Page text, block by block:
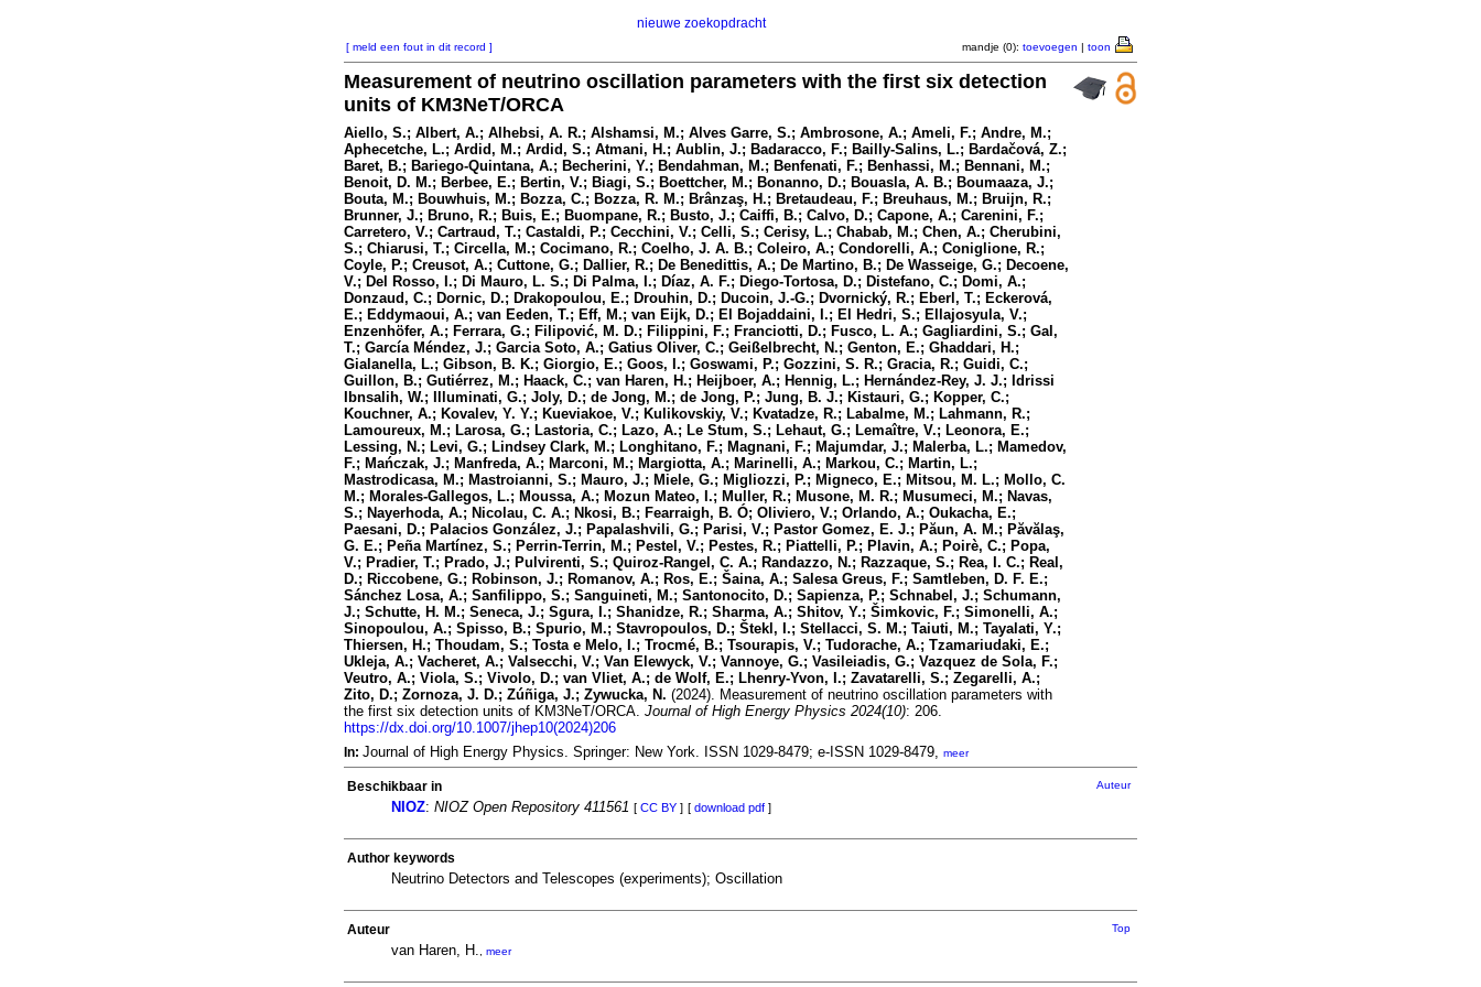
nieuwe zoekopdracht
[ meld een fout in dit record ] mandje (0): toevoegen | toon
Measurement of neutrino oscillation parameters with the first six detection
units of KM3NeT/ORCA
Aiello, S.; Albert, A.; Alhebsi, A. R.; Alshamsi, M.; Alves Garre, S.; Ambrosone, A.; Ameli, F.; Andre, M.;
Aphecetche, L.; Ardid, M.; Ardid, S.; Atmani, H.; Aublin, J.; Badaracco, F.; Bailly-Salins, L.; Bardačová, Z.;
Baret, B.; Bariego-Quintana, A.; Becherini, Y.; Bendahman, M.; Benfenati, F.; Benhassi, M.; Bennani, M.;
Benoit, D. M.; Berbee, E.; Bertin, V.; Biagi, S.; Boettcher, M.; Bonanno, D.; Bouasla, A. B.; Boumaaza, J.;
Bouta, M.; Bouwhuis, M.; Bozza, C.; Bozza, R. M.; Brânzaş, H.; Bretaudeau, F.; Breuhaus, M.; Bruijn, R.;
Brunner, J.; Bruno, R.; Buis, E.; Buompane, R.; Busto, J.; Caiffi, B.; Calvo, D.; Capone, A.; Carenini, F.;
Carretero, V.; Cartraud, T.; Castaldi, P.; Cecchini, V.; Celli, S.; Cerisy, L.; Chabab, M.; Chen, A.; Cherubini,
S.; Chiarusi, T.; Circella, M.; Cocimano, R.; Coelho, J. A. B.; Coleiro, A.; Condorelli, A.; Coniglione, R.;
Coyle, P.; Creusot, A.; Cuttone, G.; Dallier, R.; De Benedittis, A.; De Martino, B.; De Wasseige, G.; Decoene,
V.; Del Rosso, I.; Di Mauro, L. S.; Di Palma, I.; Díaz, A. F.; Diego-Tortosa, D.; Distefano, C.; Domi, A.;
Donzaud, C.; Dornic, D.; Drakopoulou, E.; Drouhin, D.; Ducoin, J.-G.; Dvornický, R.; Eberl, T.; Eckerová,
E.; Eddymaoui, A.; van Eeden, T.; Eff, M.; van Eijk, D.; El Bojaddaini, I.; El Hedri, S.; Ellajosyula, V.;
Enzenhöfer, A.; Ferrara, G.; Filipović, M. D.; Filippini, F.; Franciotti, D.; Fusco, L. A.; Gagliardini, S.; Gal,
T.; García Méndez, J.; Garcia Soto, A.; Gatius Oliver, C.; Geißelbrecht, N.; Genton, E.; Ghaddari, H.;
Gialanella, L.; Gibson, B. K.; Giorgio, E.; Goos, I.; Goswami, P.; Gozzini, S. R.; Gracia, R.; Guidi, C.;
Guillon, B.; Gutiérrez, M.; Haack, C.; van Haren, H.; Heijboer, A.; Hennig, L.; Hernández-Rey, J. J.; Idrissi
Ibnsalih, W.; Illuminati, G.; Joly, D.; de Jong, M.; de Jong, P.; Jung, B. J.; Kistauri, G.; Kopper, C.;
Kouchner, A.; Kovalev, Y. Y.; Kueviakoe, V.; Kulikovskiy, V.; Kvatadze, R.; Labalme, M.; Lahmann, R.;
Lamoureux, M.; Larosa, G.; Lastoria, C.; Lazo, A.; Le Stum, S.; Lehaut, G.; Lemaître, V.; Leonora, E.;
Lessing, N.; Levi, G.; Lindsey Clark, M.; Longhitano, F.; Magnani, F.; Majumdar, J.; Malerba, L.; Mamedov,
F.; Mańczak, J.; Manfreda, A.; Marconi, M.; Margiotta, A.; Marinelli, A.; Markou, C.; Martin, L.;
Mastrodicasa, M.; Mastroianni, S.; Mauro, J.; Miele, G.; Migliozzi, P.; Migneco, E.; Mitsou, M. L.; Mollo, C.
M.; Morales-Gallegos, L.; Moussa, A.; Mozun Mateo, I.; Muller, R.; Musone, M. R.; Musumeci, M.; Navas,
S.; Nayerhoda, A.; Nicolau, C. A.; Nkosi, B.; Fearraigh, B. Ó; Oliviero, V.; Orlando, A.; Oukacha, E.;
Paesani, D.; Palacios González, J.; Papalashvili, G.; Parisi, V.; Pastor Gomez, E. J.; Păun, A. M.; Păvălaş,
G. E.; Peña Martínez, S.; Perrin-Terrin, M.; Pestel, V.; Pestes, R.; Piattelli, P.; Plavin, A.; Poirè, C.; Popa,
V.; Pradier, T.; Prado, J.; Pulvirenti, S.; Quiroz-Rangel, C. A.; Randazzo, N.; Razzaque, S.; Rea, I. C.; Real,
D.; Riccobene, G.; Robinson, J.; Romanov, A.; Ros, E.; Šaina, A.; Salesa Greus, F.; Samtleben, D. F. E.;
Sánchez Losa, A.; Sanfilippo, S.; Sanguineti, M.; Santonocito, D.; Sapienza, P.; Schnabel, J.; Schumann,
J.; Schutte, H. M.; Seneca, J.; Sgura, I.; Shanidze, R.; Sharma, A.; Shitov, Y.; Šimkovic, F.; Simonelli, A.;
Sinopoulou, A.; Spisso, B.; Spurio, M.; Stavropoulos, D.; Štekl, I.; Stellacci, S. M.; Taiuti, M.; Tayalati, Y.;
Thiersen, H.; Thoudam, S.; Tosta e Melo, I.; Trocmé, B.; Tsourapis, V.; Tudorache, A.; Tzamariudaki, E.;
Ukleja, A.; Vacheret, A.; Valsecchi, V.; Van Elewyck, V.; Vannoye, G.; Vasileiadis, G.; Vazquez de Sola, F.;
Veutro, A.; Viola, S.; Vivolo, D.; van Vliet, A.; de Wolf, E.; Lhenry-Yvon, I.; Zavatarelli, S.; Zegarelli, A.;
Zito, D.; Zornoza, J. D.; Zúñiga, J.; Zywucka, N. (2024). Measurement of neutrino oscillation parameters with
the first six detection units of KM3NeT/ORCA. Journal of High Energy Physics 2024(10): 206.
https://dx.doi.org/10.1007/jhep10(2024)206
In: Journal of High Energy Physics. Springer: New York. ISSN 1029-8479; e-ISSN 1029-8479, meer
Beschikbaar in Auteur
NIOZ: NIOZ Open Repository 411561 [ CC BY ] [ download pdf ]
Author keywords
Neutrino Detectors and Telescopes (experiments); Oscillation
Auteur Top
van Haren, H. meer